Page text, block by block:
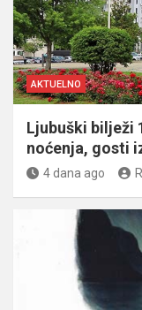
AKTUELNO
Ljubuški bilježi
noćenja, gosti
4 dana ago